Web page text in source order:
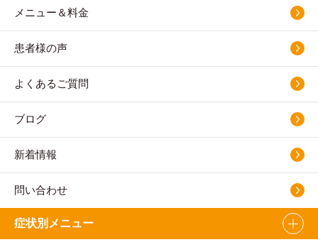
メニュー＆料金
患者様の声
よくあるご質問
ブログ
新着情報
問い合わせ
症状別メニュー